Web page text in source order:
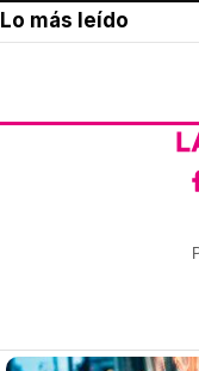
Lo más leído